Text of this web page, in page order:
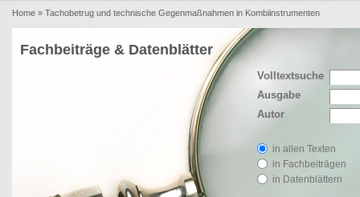
Home » Tachobetrug und technische Gegenmaßnahmen in Kombiinstrumenten
Volltextsuche
Ausgabe
Autor
in allen Texten
in Fachbeiträgen
in Datenblättern
Fachbeiträge & Datenblätter